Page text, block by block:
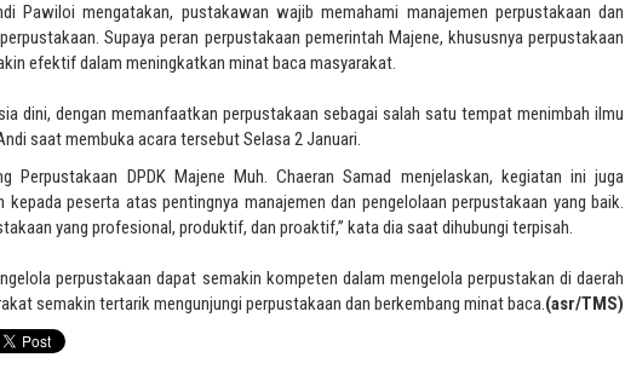
Pawiloi mengatakan, pustakawan wajib memahami manajemen perpustakaan dan
Supaya peran perpustakaan pemerintah Majene, khususnya perpustakaan
efektif dalam meningkatkan minat baca masyarakat.
dini, dengan memanfaatkan perpustakaan sebagai salah satu tempat menimbah ilmu
saat membuka acara tersebut Selasa 2 Januari.
Perpustakaan DPDK Majene Muh. Chaeran Samad menjelaskan, kegiatan ini juga
kepada peserta atas pentingnya manajemen dan pengelolaan perpustakaan yang baik.
yang profesional, produktif, dan proaktif,” kata dia saat dihubungi terpisah.
perpustakaan dapat semakin kompeten dalam mengelola perpustakan di daerah
semakin tertarik mengunjungi perpustakaan dan berkembang minat baca.(asr/TMS)